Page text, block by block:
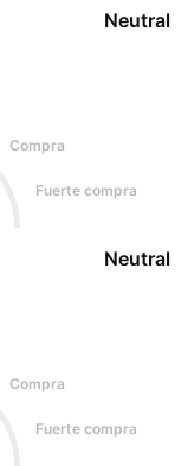
Compra
Fuerte compra
Neutral
Neutral
Compra
Fuerte compra